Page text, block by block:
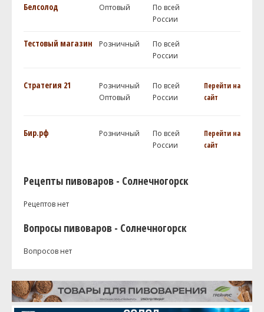
Белсолод Оптовый
По всей
России
Тестовый магазин Розничный
По всей
России
Стратегия 21
Розничный
Оптовый
По всей
России
Перейти на
сайт
Бир.рф Розничный
По всей
России
Перейти на
сайт
Рецепты пивоваров - Солнечногорск
Рецептов нет
Вопросы пивоваров - Солнечногорск
Вопросов нет